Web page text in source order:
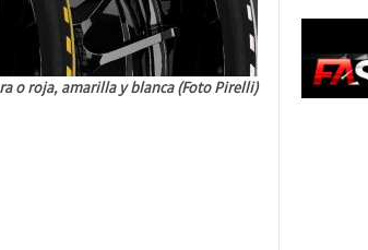
o roja, amarilla y blanca (Foto Pirelli)